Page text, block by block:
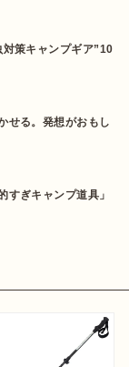
策キャンプギア”10
せる。発想がおもし
ぎキャンプ道具」